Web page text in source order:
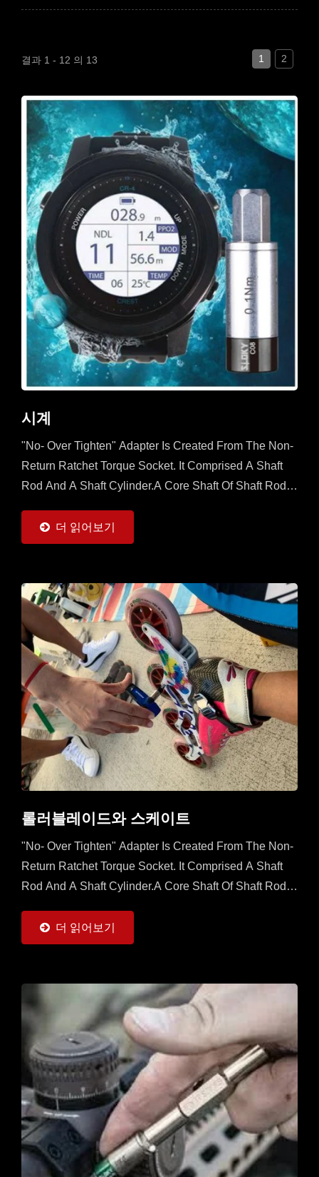
결과 1 - 12 의 13 1 2
시계
"No- Over Tighten" Adapter Is Created From The Non-
Return Ratchet Torque Socket. It Comprised A Shaft
Rod And A Shaft Cylinder.A Core Shaft Of Shaft Rod Is
더 읽어보기
롤러블레이드와 스케이트
"No- Over Tighten" Adapter Is Created From The Non-
Return Ratchet Torque Socket. It Comprised A Shaft
Rod And A Shaft Cylinder.A Core Shaft Of Shaft Rod Is
더 읽어보기